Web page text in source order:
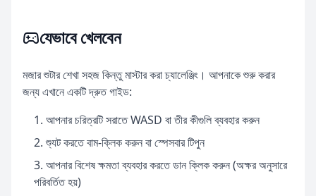
যেভাবে খেলবেন
মজার শুটার শেখা সহজ কিন্তু মাস্টার করা চ্যালেঞ্জিং। আপনাকে শুরু করার
জন্য এখানে একটি দ্রুত গাইড:
আপনার চরিত্রটি সরাতে WASD বা তীর কীগুলি ব্যবহার করুন
শ্যুট করতে বাম-ক্লিক করুন বা স্পেসবার টিপুন
আপনার বিশেষ ক্ষমতা ব্যবহার করতে ডান ক্লিক করুন (অক্ষর অনুসারে
পরিবর্তিত হয়)